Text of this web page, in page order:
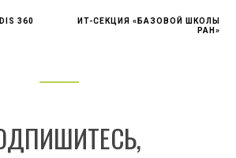
360
ИТ-СЕКЦИЯ «БАЗОВОЙ ШКОЛЫ
РАН»